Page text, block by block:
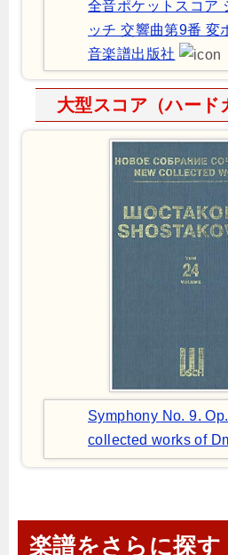
全音ポケットスコア
ッチ 交響曲第9番 変
音楽譜出版社
大型スコア（ハード
Symphony No. 9.
collected works of
楽譜をさらに探す